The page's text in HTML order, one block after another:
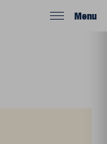
Menu